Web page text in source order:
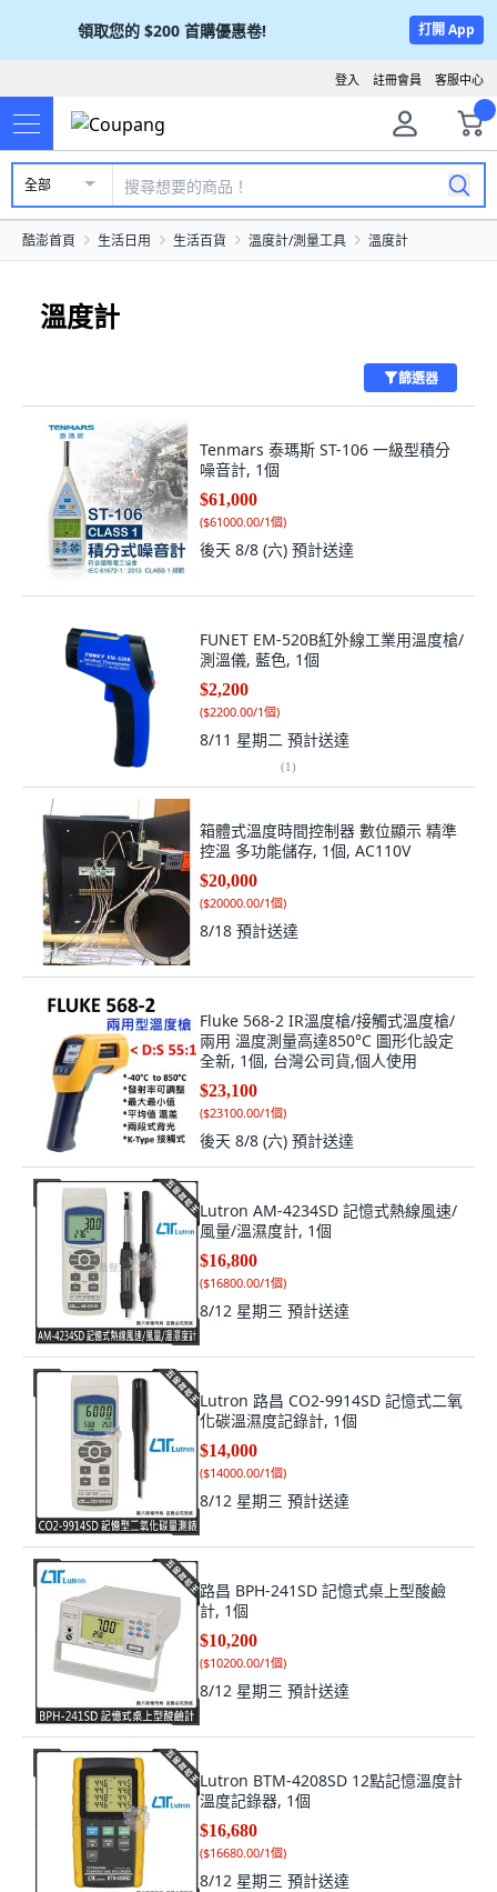
領取您的 $200 首購優惠卷! 打開 App
客服中心
註冊會員
登入
全部
酷澎首頁 生活日用 生活百貨 溫度計/測量工具 溫度計
溫度計
篩選器
Tenmars 泰瑪斯 ST-106 一級型積分
噪音計, 1個
$61,000
($61000.00/1個)
後天 8/8 (六) 預計送達
FUNET EM-520B紅外線工業用溫度槍/
測溫儀, 藍色, 1個
$2,200
($2200.00/1個)
8/11 星期二 預計送達
(1)
箱體式溫度時間控制器 數位顯示 精準
控溫 多功能儲存, 1個, AC110V
$20,000
($20000.00/1個)
8/18 預計送達
Fluke 568-2 IR溫度槍/接觸式溫度槍/
兩用 溫度測量高達850°C 圖形化設定
全新, 1個, 台灣公司貨,個人使用
$23,100
($23100.00/1個)
後天 8/8 (六) 預計送達
Lutron AM-4234SD 記憶式熱線風速/
風量/溫濕度計, 1個
$16,800
($16800.00/1個)
8/12 星期三 預計送達
Lutron 路昌 CO2-9914SD 記憶式二氧
化碳溫濕度記錄計, 1個
$14,000
($14000.00/1個)
8/12 星期三 預計送達
路昌 BPH-241SD 記憶式桌上型酸鹼
計, 1個
$10,200
($10200.00/1個)
8/12 星期三 預計送達
Lutron BTM-4208SD 12點記憶溫度計
溫度記錄器, 1個
$16,680
($16680.00/1個)
8/12 星期三 預計送達